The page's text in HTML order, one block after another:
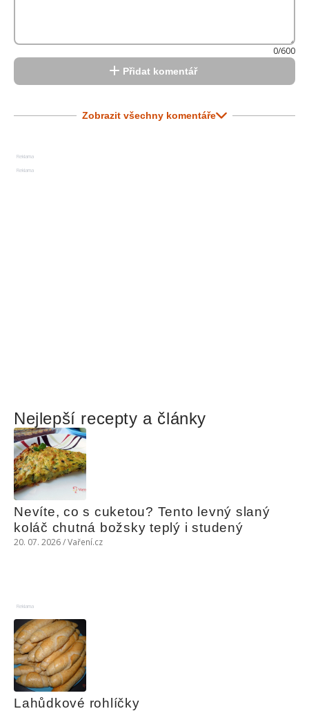
0/600
Přidat komentář
Zobrazit všechny komentáře
Reklama
Reklama
Nejlepší recepty a články
Nevíte, co s cuketou? Tento levný slaný
koláč chutná božsky teplý i studený
20. 07. 2026 / Vaření.cz
Reklama
Lahůdkové rohlíčky